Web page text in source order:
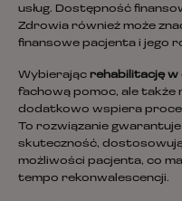
usług. Dostępność
Zdrowia również może
finansowe pacjenta i jego
Wybierając rehabilitację w
fachową pomoc, ale także
dodatkowo wspiera
To rozwiązanie
skuteczność,
możliwości pacjenta, co
tempo rekonwalescencji.